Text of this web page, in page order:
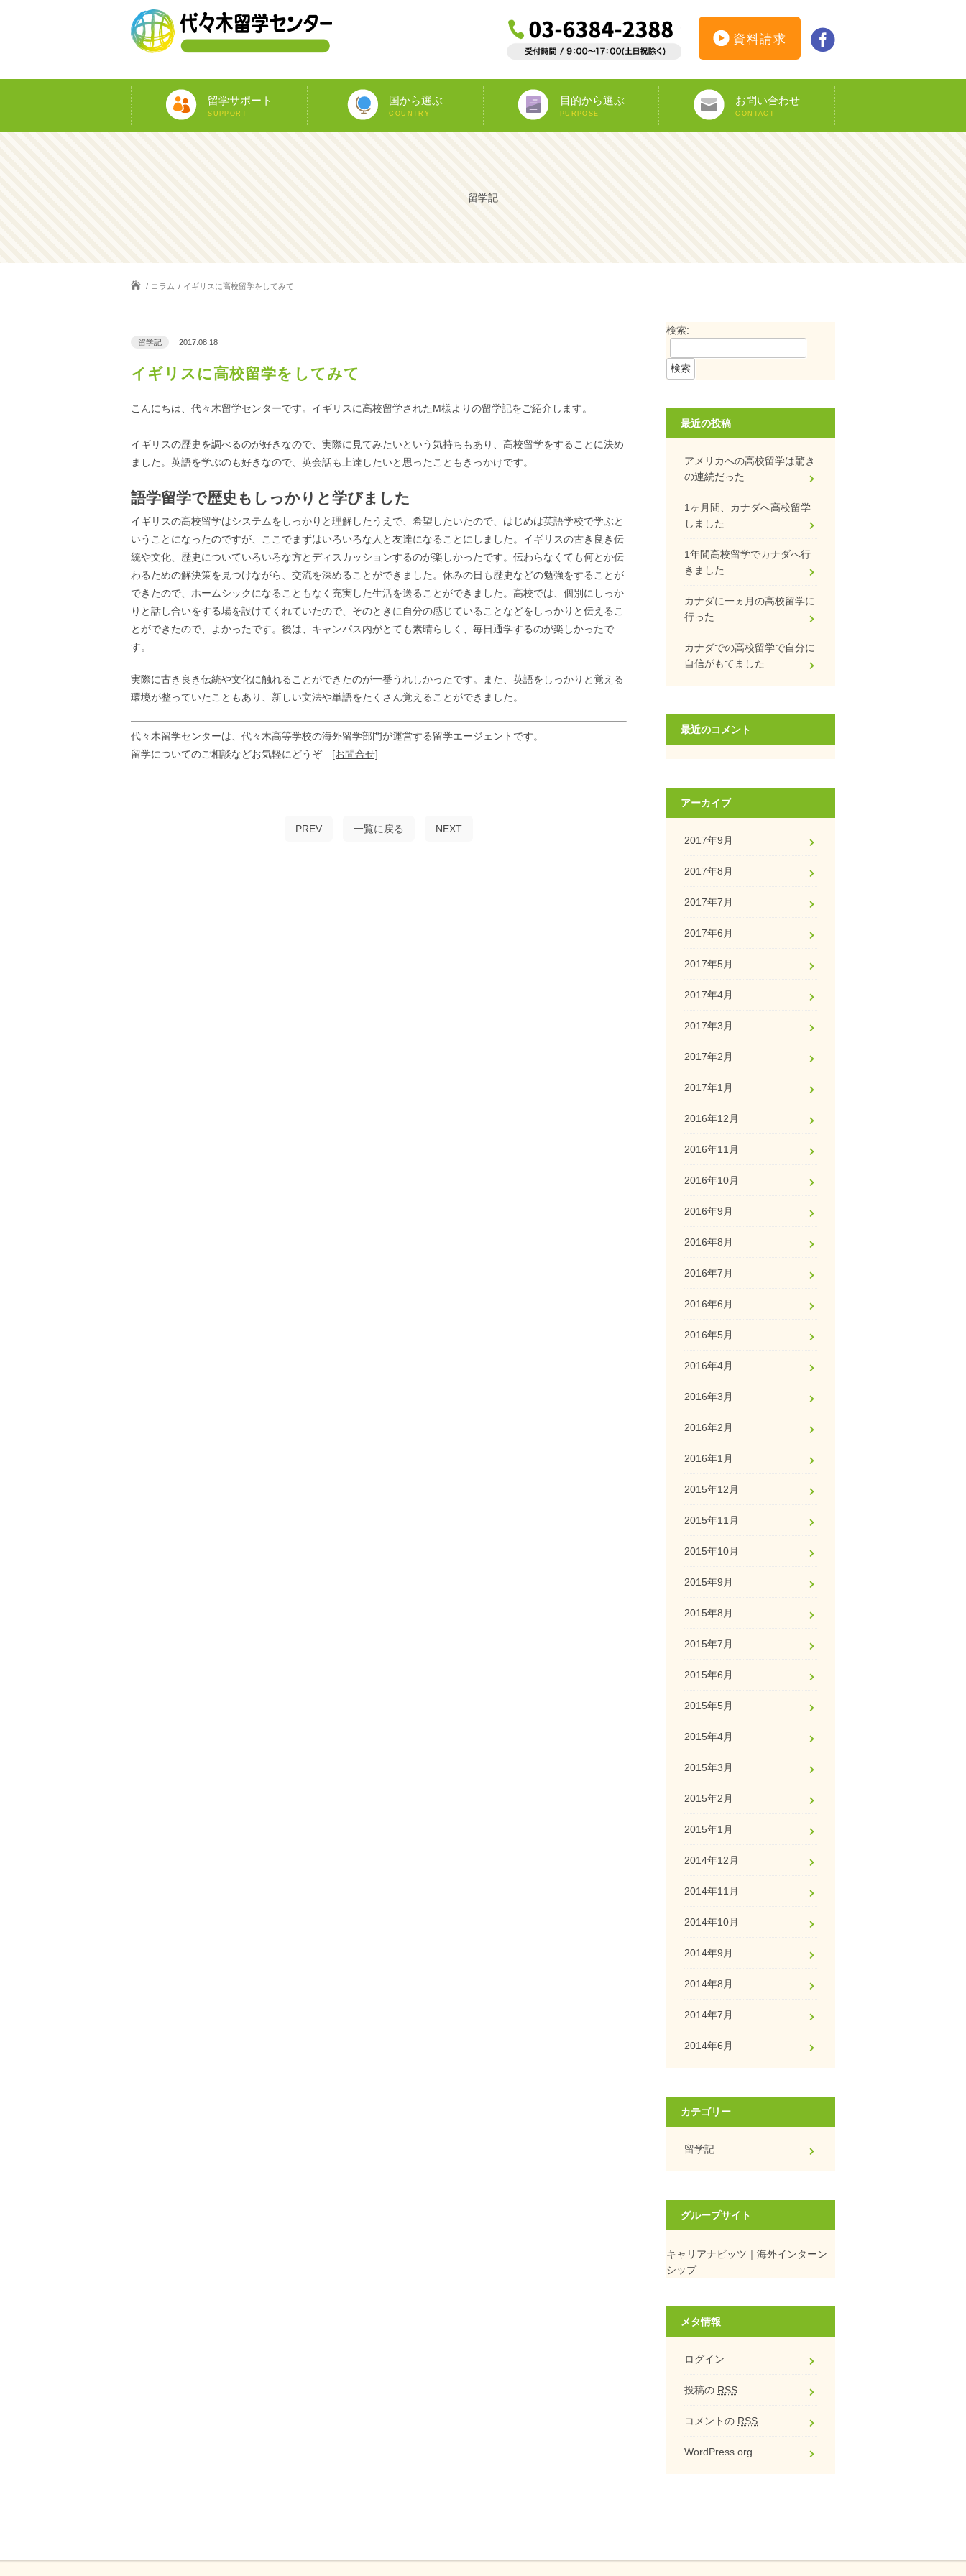
資料請求
留学サポート
SUPPORT
国から選ぶ
COUNTRY
アメリカ
カナダ
オーストラリア
ニュージーランド
イギリス
アイルランド
マルタ
イタリア
スペイン
フランス
ドイツ
南アフリカ
目的から選ぶ
PURPOSE
語学留学
教師宅ホームステイ
中学/高校正規留学
大学正規留学
専門留学
語学プラスα
海外ボランティア
海外インターンシップ
オペア
ワーキングホリデー
お問い合わせ
CONTACT
カウンセリング予約
資料請求
オンライン申し込み
インターンシップ仮登録
ビザ申請サポート
DS-160
留学記
コラム イギリスに高校留学をしてみて
留学記 2017.08.18
イギリスに高校留学をしてみて
こんにちは、代々木留学センターです。イギリスに高校留学されたM様よりの留学記をご紹介します。
イギリスの歴史を調べるのが好きなので、実際に見てみたいという気持ちもあり、高校留学をすることに決め
ました。英語を学ぶのも好きなので、英会話も上達したいと思ったこともきっかけです。
語学留学で歴史もしっかりと学びました
イギリスの高校留学はシステムをしっかりと理解したうえで、希望したいたので、はじめは英語学校で学ぶと
いうことになったのですが、ここでまずはいろいろな人と友達になることにしました。イギリスの古き良き伝
統や文化、歴史についていろいろな方とディスカッションするのが楽しかったです。伝わらなくても何とか伝
わるための解決策を見つけながら、交流を深めることができました。休みの日も歴史などの勉強をすることが
できたので、ホームシックになることもなく充実した生活を送ることができました。高校では、個別にしっか
りと話し合いをする場を設けてくれていたので、そのときに自分の感じていることなどをしっかりと伝えるこ
とができたので、よかったです。後は、キャンパス内がとても素晴らしく、毎日通学するのが楽しかったで
す。
実際に古き良き伝統や文化に触れることができたのが一番うれしかったです。また、英語をしっかりと覚える
環境が整っていたこともあり、新しい文法や単語をたくさん覚えることができました。
代々木留学センターは、代々木高等学校の海外留学部門が運営する留学エージェントです。
留学についてのご相談などお気軽にどうぞ [お問合せ]
PREV 一覧に戻る NEXT
検索:
最近の投稿
アメリカへの高校留学は驚き
の連続だった
1ヶ月間、カナダへ高校留学
しました
1年間高校留学でカナダへ行
きました
カナダに一ヵ月の高校留学に
行った
カナダでの高校留学で自分に
自信がもてました
最近のコメント
アーカイブ
2017年9月
2017年8月
2017年7月
2017年6月
2017年5月
2017年4月
2017年3月
2017年2月
2017年1月
2016年12月
2016年11月
2016年10月
2016年9月
2016年8月
2016年7月
2016年6月
2016年5月
2016年4月
2016年3月
2016年2月
2016年1月
2015年12月
2015年11月
2015年10月
2015年9月
2015年8月
2015年7月
2015年6月
2015年5月
2015年4月
2015年3月
2015年2月
2015年1月
2014年12月
2014年11月
2014年10月
2014年9月
2014年8月
2014年7月
2014年6月
カテゴリー
留学記
グループサイト
キャリアナビッツ｜海外インターン
シップ
メタ情報
ログイン
投稿の RSS
コメントの RSS
WordPress.org